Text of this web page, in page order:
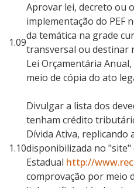
1.09
Aprovar lei, decreto ou
implementação do PEF
da temática na grade
transversal ou destinar
Lei Orçamentária
meio de cópia do ato
1.10
Divulgar a lista dos
tenham crédito
Dívida Ativa, replicando
disponibilizada no "site"
Estadual http://
comprovação por meio